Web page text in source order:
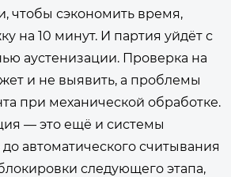
чтобы сэкономить время,
на 10 минут. И партия уйдёт с
аустенизации. Проверка на
и не выявить, а проблемы
при механической обработке.
— это ещё и системы
автоматического считывания
следующего этапа,